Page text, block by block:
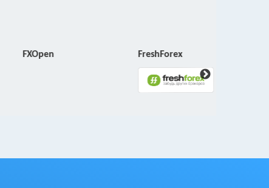
FXOpen FreshForex